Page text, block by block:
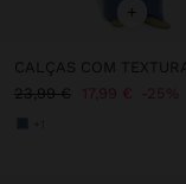
+
23,99 €
17,99 € 25%